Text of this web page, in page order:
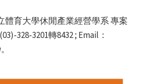
體育大學休閒產業經營學系 專案
328-3201轉8432 ; Email：